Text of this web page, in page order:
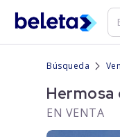
Búsqueda
Hermosa
EN VENTA